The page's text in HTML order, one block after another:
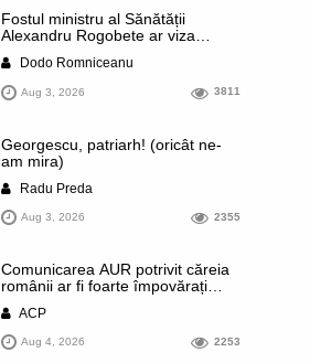
dezvăluite date ultra-personale
ale profesorului, inclusiv
diagnostice și tratamente
Fostul ministru al Sănătății
Alexandru Rogobete ar viza
funcția lui Dominic Fritz de primar
al orașului Timișoara. Pesedistul
publică imagini demne de Coreea
de Nord cu femei din Timișoara
Dodo Romniceanu
Aug 3, 2026 3811
Georgescu, patriarh! (oricât ne-
am mira)
Radu Preda
Aug 3, 2026 2355
Comunicarea AUR potrivit căreia
românii ar fi foarte împovărați
acordat Ucrainei este contrazisă
chiar de un articol publicat de
presa rusă. Datele prezentate
ACP
Aug 4, 2026 2253